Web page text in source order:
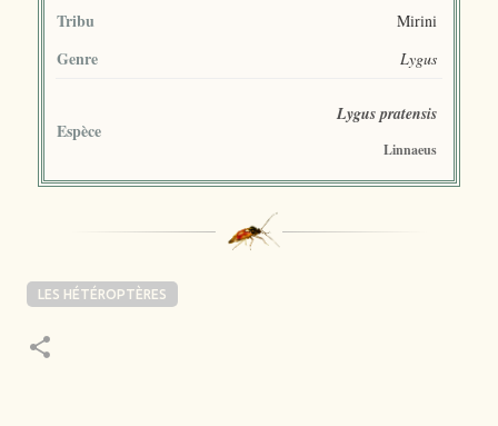
Tribu Mirini
Genre Lygus
Espèce
Lygus pratensis
Linnaeus
LES HÉTÉROPTÈRES